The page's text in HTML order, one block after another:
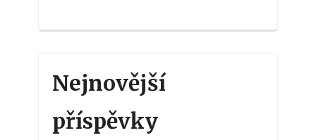
Nejnovější
příspěvky